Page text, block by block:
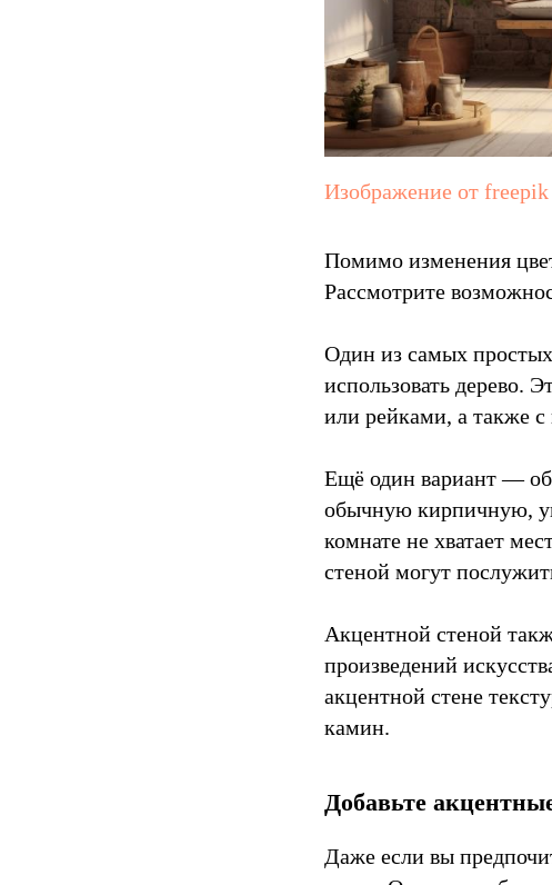
Изображение от freepik
Помимо изменения
Рассмотрите
Один из самых
использовать дерево.
или рейками, а также
Ещё один вариант —
обычную кирпичную,
комнате не хватает
стеной могут
Акцентной стеной
произведений
акцентной стене
камин.
Добавьте
Даже если вы